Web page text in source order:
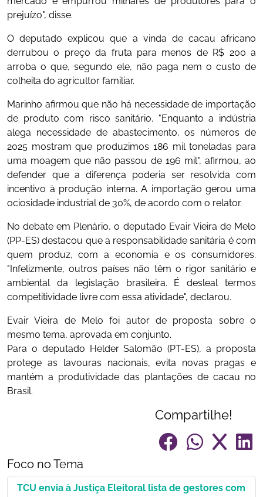
prejuízo", disse.
O deputado explicou que a vinda de cacau africano
derrubou o preço da fruta para menos de R$ 200 a
arroba o que, segundo ele, não paga nem o custo de
colheita do agricultor familiar.
Marinho afirmou que não há necessidade de importação
de produto com risco sanitário. "Enquanto a indústria
alega necessidade de abastecimento, os números de
2025 mostram que produzimos 186 mil toneladas para
uma moagem que não passou de 196 mil", afirmou, ao
defender que a diferença poderia ser resolvida com
incentivo à produção interna. A importação gerou uma
ociosidade industrial de 30%, de acordo com o relator.
No debate em Plenário, o deputado Evair Vieira de Melo
(PP-ES) destacou que a responsabilidade sanitária é com
quem produz, com a economia e os consumidores.
"Infelizmente, outros países não têm o rigor sanitário e
ambiental da legislação brasileira. É desleal termos
competitividade livre com essa atividade", declarou.
Evair Vieira de Melo foi autor de proposta sobre o
mesmo tema, aprovada em conjunto.
Para o deputado Helder Salomão (PT-ES), a proposta
protege as lavouras nacionais, evita novas pragas e
mantém a produtividade das plantações de cacau no
Brasil.
Compartilhe!
Foco no Tema
TCU envia à Justiça Eleitoral lista de gestores com